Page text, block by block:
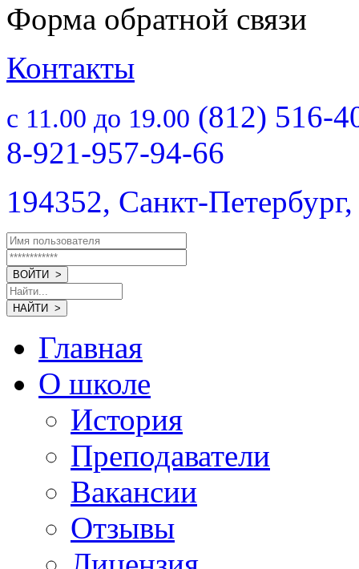
Форма обратной связи
Контакты
с 11.00 до 19.00 (812) 516-
8-921-957-94-66
194352, Санкт-
Главная
О школе
История
Преподаватели
Вакансии
Отзывы